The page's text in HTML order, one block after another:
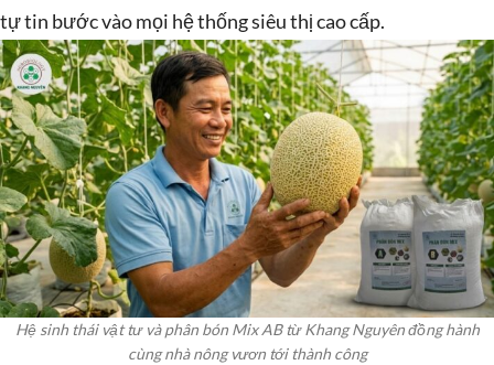
tự tin bước vào mọi hệ thống siêu thị cao cấp.
Hệ sinh thái vật tư và phân bón Mix AB từ Khang Nguyên đồng hành
cùng nhà nông vươn tới thành công